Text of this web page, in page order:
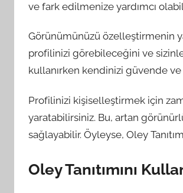
ve fark edilmenize yardımcı
Görünümünüzü özelleştirmenin
profilinizi görebileceğini ve
kullanırken kendinizi güvende
Profilinizi kişiselleştirmek için
yaratabilirsiniz. Bu, artan
sağlayabilir. Öyleyse, Oley
Oley Tanıtımını